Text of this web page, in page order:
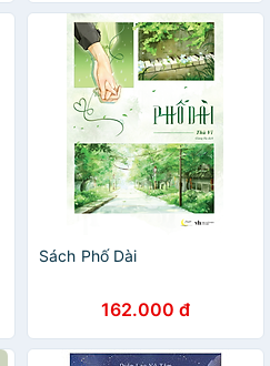
Sách Phố Dài
162.000 đ